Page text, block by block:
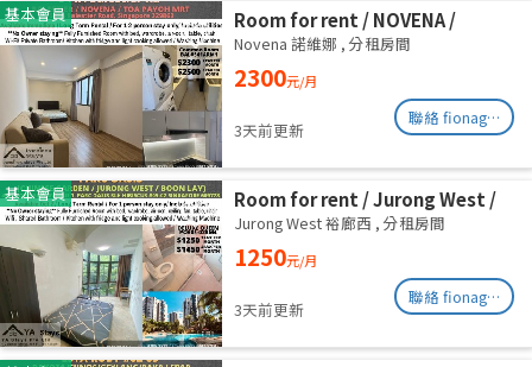
基本會員
Room for rent / NOVENA /
Master room / 2,3 pax stay /
Available Immediately
Novena 諾維娜 , 分租房間
2300元/月
3天前更新
聯絡 fionag@transinex.com.sg
基本會員
Room for rent / Jurong West /
Common room / 1pax stay /
Available Oct 2
Jurong West 裕廊西 , 分租房間
1250元/月
3天前更新
聯絡 fionag@transinex.com.sg